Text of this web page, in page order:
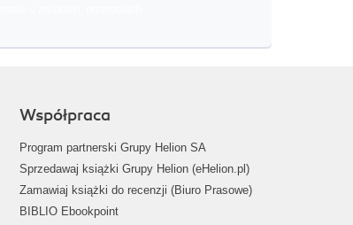
Współpraca
Program partnerski Grupy Helion SA
Sprzedawaj książki Grupy Helion (eHelion.pl)
Zamawiaj książki do recenzji (Biuro Prasowe)
BIBLIO Ebookpoint